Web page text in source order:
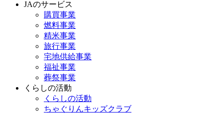
JAのサービス
購買事業
燃料事業
精米事業
旅行事業
宅地供給事業
福祉事業
葬祭事業
くらしの活動
くらしの活動
ちゃぐりんキッズクラブ